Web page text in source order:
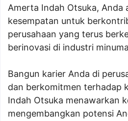
Amerta Indah Otsuka, Anda
kesempatan untuk
perusahaan yang terus
berinovasi di industri
Bangun karier Anda di
dan berkomitmen terhadap
Indah Otsuka menawarkan
mengembangkan potensi